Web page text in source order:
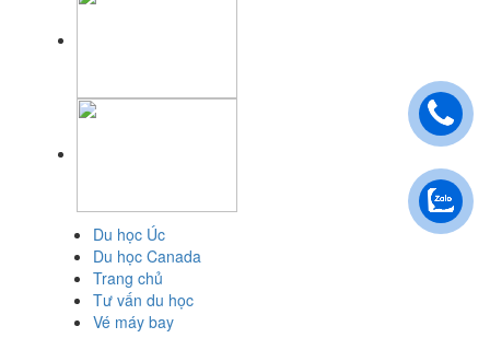
Du học Úc
Du học Canada
Trang chủ
Tư vấn du học
Vé máy bay